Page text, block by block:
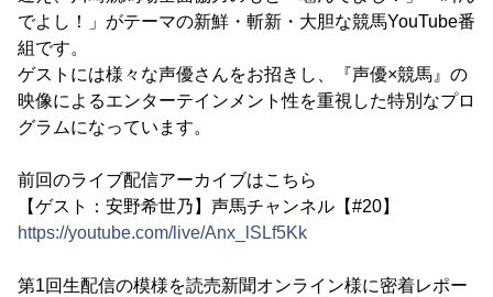
でよし！」がテーマの新鮮・斬新・大胆な競馬YouTube番
組です。
ゲストには様々な声優さんをお招きし、『声優×競馬』の
映像によるエンターテインメント性を重視した特別なプロ
グラムになっています。
前回のライブ配信アーカイブはこちら
【ゲスト：安野希世乃】声馬チャンネル【#20】
https://youtube.com/live/Anx_lSLf5Kk
第1回生配信の模様を読売新聞オンライン様に密着レポー